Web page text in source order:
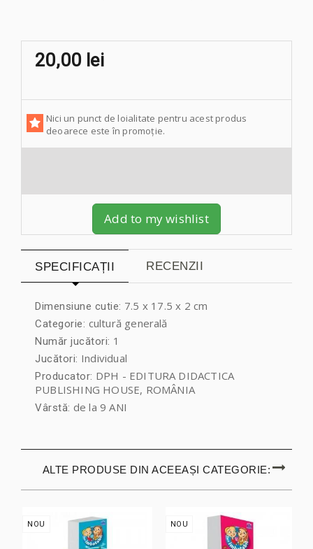
20,00 lei
Nici un punct de loialitate pentru acest produs
deoarece este în promoție.
Add to my wishlist
SPECIFICAȚII RECENZII
Dimensiune cutie: 7.5 x 17.5 x 2 cm
Categorie: cultură generală
Număr jucători: 1
Jucători: Individual
Producator: DPH - EDITURA DIDACTICA
PUBLISHING HOUSE, ROMÂNIA
Vârstă: de la 9 ANI
ALTE PRODUSE DIN ACEEAȘI CATEGORIE:
NOU NOU